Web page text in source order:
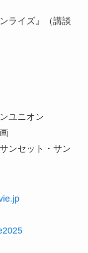
ライズ』（講談
ユニオン
ンセット・サン